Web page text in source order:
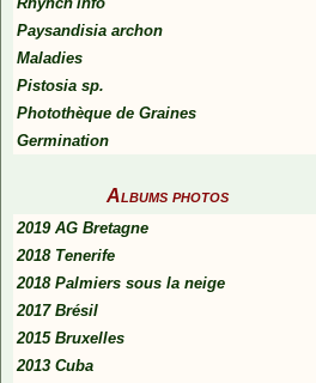
Paysandisia archon
Maladies
Pistosia sp.
Photothèque de Graines
Germination
Albums photos
2019 AG Bretagne
2018 Tenerife
2018 Palmiers sous la neige
2017 Brésil
2015 Bruxelles
2013 Cuba